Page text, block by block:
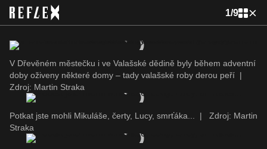
1/9
V Dřevěném městečku i ve Valašské dědině byly během adventní
doby oživeny některé domy – tady valašské roby derou peří |
Zdroj: Martin Straka
Potkat jste mohli Mikuláše, čerty, Lucy, smrťáka... |
Zdroj: Martin
Straka